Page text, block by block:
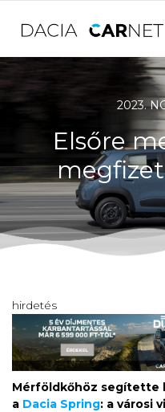
2023.
Elsőre
hirdetés
Mérföldkőhöz segítette
a Dacia Spring: a városi